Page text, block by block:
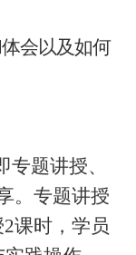
会以及如何
专题讲授、
。专题讲授
2课时，学员